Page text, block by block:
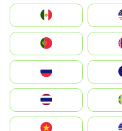
South Korea
Nederland
Portugal
România
Slovensko
United States
Vietnam